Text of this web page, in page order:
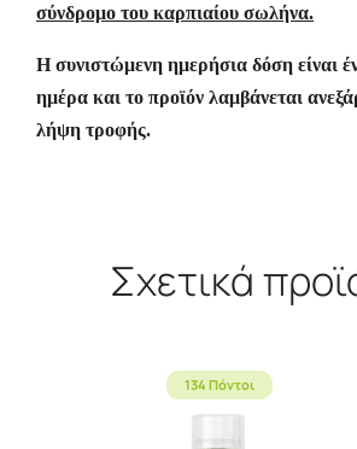
σύνδρομο του καρπιαίου σωλήνα.
Η συνιστώμενη ημερήσια δόση είναι
ημέρα και το προϊόν λαμβάνεται
λήψη τροφής.
Σχετικά
134 Πόντοι